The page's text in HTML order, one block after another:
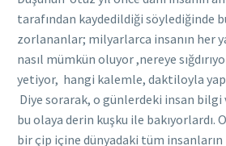
tarafından kaydedildiği söylediğinde
zorlananlar; milyarlarca insanın her
nasıl mümkün oluyor ,nereye
yetiyor, hangi kalemle, daktiloyla
Diye sorarak, o günlerdeki insan bilgi
bu olaya derin kuşku ile bakıyorlardı.
bir çip içine dünyadaki tüm